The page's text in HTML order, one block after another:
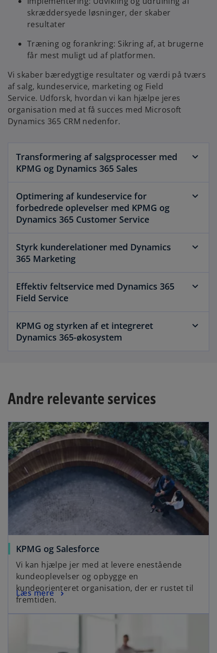
skræddersyede løsninger, der skaber
resultater
Træning og forankring: Sikring af, at brugerne
får mest muligt ud af platformen.
Vi skaber bæredygtige resultater og værdi på tværs
af salg, kundeservice, marketing og Field
Service. Udforsk, hvordan vi kan hjælpe jeres
organisation med at få succes med Microsoft
Dynamics 365 CRM nedenfor.
Transformering af salgsprocesser med
KPMG og Dynamics 365 Sales
Optimering af kundeservice for
forbedrede oplevelser med KPMG og
Dynamics 365 Customer Service
Styrk kunderelationer med Dynamics
365 Marketing
Effektiv feltservice med Dynamics 365
Field Service
KPMG og styrken af et integreret
Dynamics 365-økosystem
Andre relevante services
KPMG og Salesforce
Vi kan hjælpe jer med at levere enestående
kundeoplevelser og opbygge en
kundeorienteret organisation, der er rustet til
fremtiden.
Læs mere